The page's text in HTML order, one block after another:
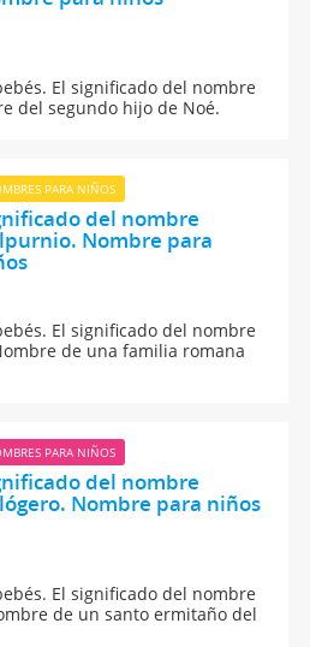
El significado del nombre
del segundo hijo de Noé.
PARA NIÑOS
del nombre
Nombre para
El significado del nombre
de una familia romana
PARA NIÑOS
del nombre
Nombre para niños
El significado del nombre
de un santo ermitaño del